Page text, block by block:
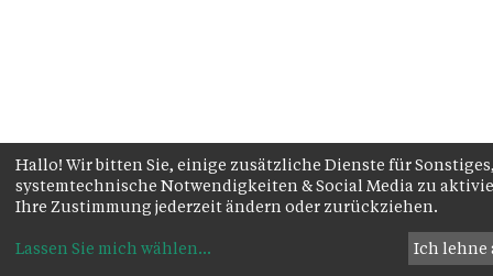
Hallo! Wir bitten Sie, einige zusätzliche Dienste für
systemtechnische Notwendigkeiten & Social Media zu
Ihre Zustimmung jederzeit ändern oder zurückziehen.
Lassen Sie mich wählen... Ich lehne